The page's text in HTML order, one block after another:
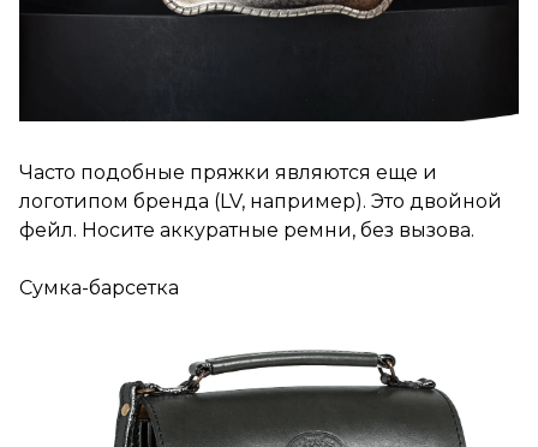
Часто подобные пряжки являются еще и
логотипом бренда (LV, например). Это двойной
фейл. Носите аккуратные ремни, без вызова.
Сумка-барсетка